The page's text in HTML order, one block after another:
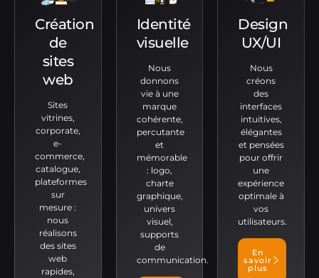
Création
de
sites
web
Sites
vitrines,
corporate,
e-
commerce,
catalogue,
plateformes
sur
mesure :
nous
réalisons
des sites
web
rapides,
Identité
visuelle
Nous
donnons
vie à une
marque
cohérente,
percutante
et
mémorable
: logo,
charte
graphique,
univers
visuel,
supports
de
communication.
Design
UX/UI
Nous
créons
des
interfaces
intuitives,
élégantes
et pensées
pour offrir
une
expérience
optimale à
vos
utilisateurs.
En
savoir
plus